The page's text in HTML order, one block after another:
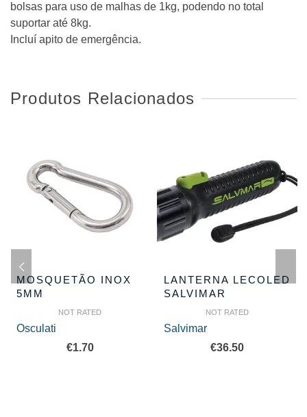
bolsas para uso de malhas de 1kg, podendo no total
suportar até 8kg.
Incluí apito de emergência.
Produtos Relacionados
MOSQUETÃO INOX
5MM
NOT RATED
Osculati
€1.70
LANTERNA LECOLED
SALVIMAR
NOT RATED
Salvimar
€36.50